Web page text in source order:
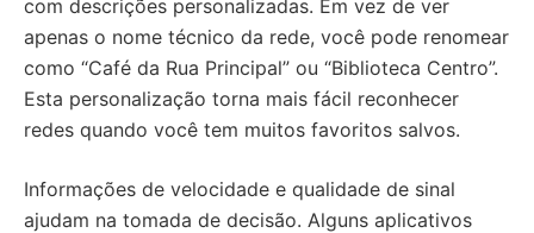
com descrições personalizadas. Em vez de ver
apenas o nome técnico da rede, você pode renomear
como “Café da Rua Principal” ou “Biblioteca Centro”.
Esta personalização torna mais fácil reconhecer
redes quando você tem muitos favoritos salvos.
Informações de velocidade e qualidade de sinal
ajudam na tomada de decisão. Alguns aplicativos